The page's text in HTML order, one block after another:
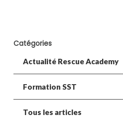
Catégories
Actualité Rescue Academy
Formation SST
Tous les articles